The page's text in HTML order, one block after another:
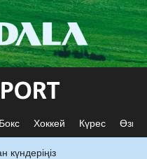
Бокс Хоккей Күрес Өзге
күндеріңіз